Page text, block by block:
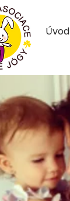
Úvod